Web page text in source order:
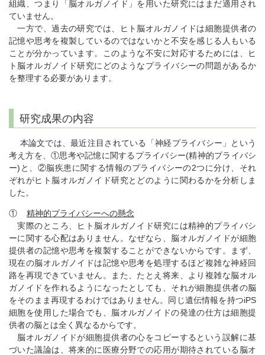
組織、つまり「脳オルガノイド」を用いた研究にはまだ適用され
ていません。
一方で、過去の研究では、ヒト脳オルガノイドは細胞提供者の
記憶や思考を複製しているのではないかと不安を感じる人もいる
ことが分かっています。このような不安に対応するためには、ヒ
ト脳オルガノイド研究にどのようなプライバシーの問題があるか
を整理する必要があります。
研究成果の内容
本論文では、最近注目されている「神経プライバシー」という
考え方を、①思考や記憶に関するプライバシー(精神的プライバシ
ー)と、②脳疾患に関する情報のプライバシーの2つに分け、それ
ぞれがヒト脳オルガノイド研究とどのように関わるかを分析しま
した。
① 精神的プライバシーへの懸念
実際のところ、ヒト脳オルガノイド研究には精神的プライバシ
ーに関する心配はありません。なぜなら、脳オルガノイドが細胞
提供者の記憶や思考を複製することができないからです。まず、
現在の脳オルガノイドは記憶や思考を処理するほど複雑な神経回
路を再現できていません。また、たとえ将来、より複雑な脳オル
ガノイドを作れるようになったとしても、それが細胞提供者の脳
をそのまま再現するわけではありません。同じ遺伝情報を持つiPS
細胞を使用した場合でも、脳オルガノイドの発達の仕方は細胞提
供者の脳とは全く異なるからです。
脳オルガノイドが細胞提供者の心をコピーするという誤解に基
づいた議論は、将来的に医療分野での応用が期待されている脳オ